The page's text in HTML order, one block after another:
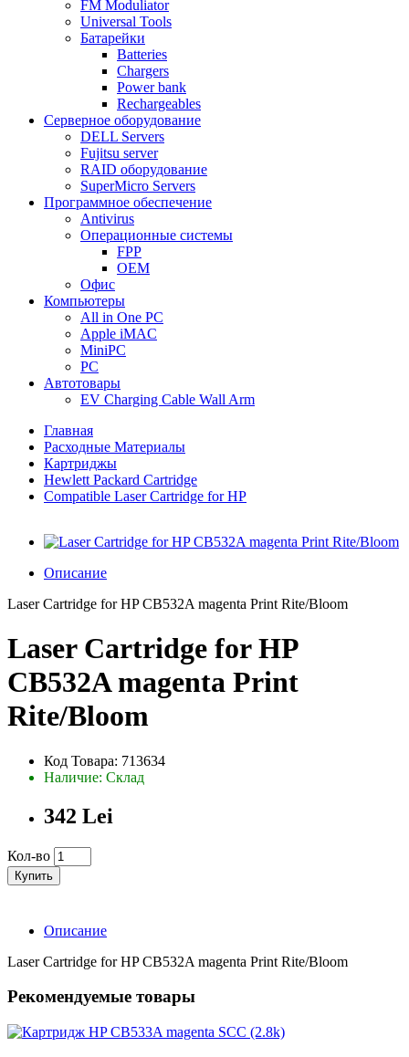
FM Moduliator
Universal Tools
Батарейки
Batteries
Chargers
Power bank
Rechargeables
Серверное оборудование
DELL Servers
Fujitsu server
RAID оборудование
SuperMicro Servers
Программное обеспечение
Antivirus
Операционные системы
FPP
OEM
Офис
Компьютеры
All in One PC
Apple iMAC
MiniPC
PC
Автотовары
EV Charging Cable Wall Arm
Главная
Расходные Материалы
Картриджы
Hewlett Packard Cartridge
Compatible Laser Cartridge for HP
Описание
Laser Cartridge for HP CB532A magenta Print Rite/Bloom
Laser Cartridge for HP
CB532A magenta Print
Rite/Bloom
Код Товара: 713634
Наличие: Склад
342 Lei
Кол-во
Купить
Описание
Laser Cartridge for HP CB532A magenta Print Rite/Bloom
Рекомендуемые товары